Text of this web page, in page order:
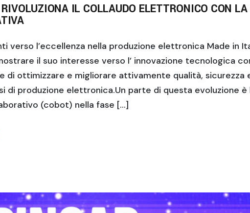
IL COLLAUDO ELETTRONICO CON
verso l’eccellenza nella produzione elettronica Made in
il suo interesse verso l’ innovazione tecnologica
di ottimizzare e migliorare attivamente qualità, sicurezza
di produzione elettronica.Un parte di questa evoluzione è
(cobot) nella fase […]